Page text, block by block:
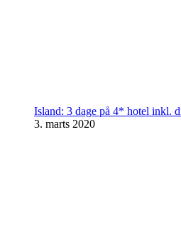
Island: 3 dage på 4* hotel inkl.
3. marts 2020